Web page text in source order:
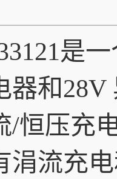
是一
器和
/恒压充
涓流充